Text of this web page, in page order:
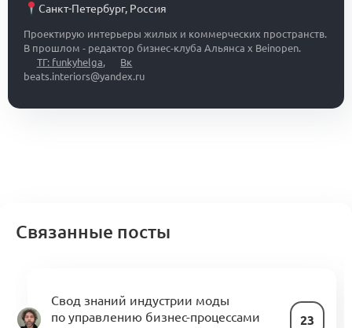
Санкт-Петербург, Россия
Проектирую интерьеры жилых и коммерческих пространств.
В прошлом - редактор бизнес-клуба Альянса x Beinopen.
ТГ: funkyhelga
Вк
beats.interiors@yandex.ru
Связанные посты
Свод знаний индустрии моды
по управлению бизнес-процессами
23